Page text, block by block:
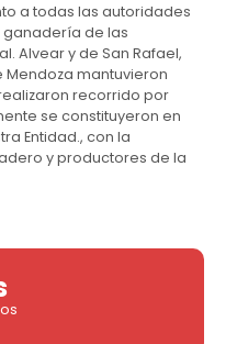
a todas las autoridades
de las
Alvear y de San Rafael,
mantuvieron
recorrido por
se constituyeron en
Entidad., con la
y productores de la